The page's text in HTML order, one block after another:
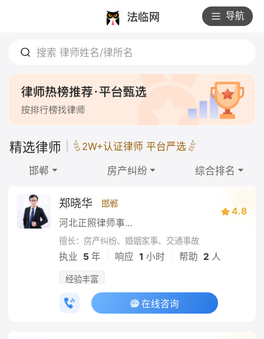
导航
搜索 律师姓名/律所名
精选律师 2W+认证律师 平台严选
邯郸 房产纠纷 综合排名
郑晓华 邯郸
河北正照律师事务所
4.8
擅长：房产纠纷、婚姻家事、交通事故
执业 5 年 响应 1 小时 帮助 2 人
经验丰富
在线咨询